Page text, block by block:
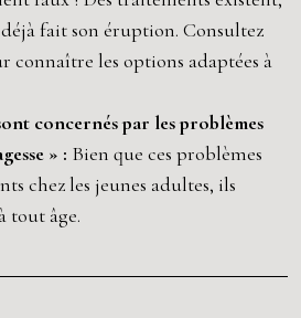
fait son éruption. Consultez
connaître les options adaptées à
concernés par les problèmes
» : Bien que ces problèmes
chez les jeunes adultes, ils
tout âge.